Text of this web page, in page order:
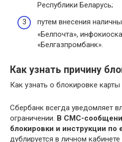
Республики Беларусь;
путем внесения
«Белпочта»,
«Белгазпромбанк».
Как узнать причину
Как узнать о блокировке карты
Сбербанк всегда уведомляет
ограничении. В СМС-
блокировки и инструкции по
дублируется в личном